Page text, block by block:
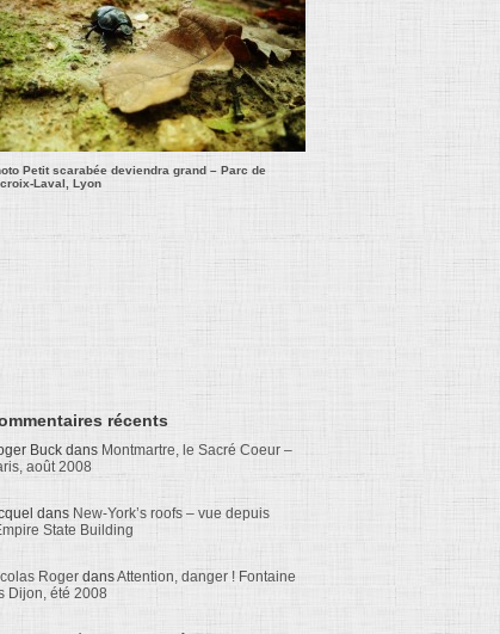
Petit scarabée deviendra grand – Parc de
Laval, Lyon
récents
Buck dans Montmartre, le Sacré Coeur –
août 2008
dans New-York’s roofs – vue depuis
State Building
Roger dansAttention, danger ! Fontaine
Dijon, été 2008